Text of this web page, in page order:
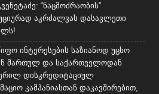
“ნაცმოძრაობის”
აკრძალვას დასავლეთი
ინტერესების საზიანოდ უცხო
მართულ და საქართველოდან
დისკრედიტაციულ
კამპანიასთან დაკავშირებით,